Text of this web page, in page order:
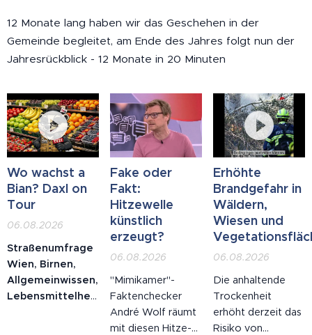
12 Monate lang haben wir das Geschehen in der
Gemeinde begleitet, am Ende des Jahres folgt nun der
Jahresrückblick - 12 Monate in 20 Minuten
Wo wachst a
Bian? Daxl on
Tour
06.08.2026
Straßenumfrage
Wien, Birnen,
Allgemeinwissen,
Lebensmittelherkunft:
Fake oder
Fakt:
Hitzewelle
künstlich
erzeugt?
06.08.2026
"Mimikamer"-
Faktenchecker
André Wolf räumt
mit diesen Hitze-
Erhöhte
Brandgefahr in
Wäldern,
Wiesen und
06.08.2026
Die anhaltende
Trockenheit
erhöht derzeit das
Risiko von